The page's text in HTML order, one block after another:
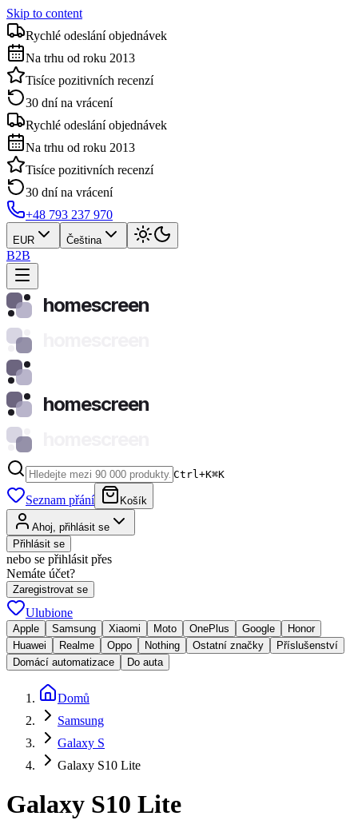
Skip to content
Rychlé odeslání objednávek
Na trhu od roku 2013
Tisíce pozitivních recenzí
30 dní na vrácení
Rychlé odeslání objednávek
Na trhu od roku 2013
Tisíce pozitivních recenzí
30 dní na vrácení
+48 793 237 970
EUR Čeština
B2B
homescreen
homescreen
Ctrl+K⌘K
Seznam přání Košík
Ahoj, přihlásit se
Přihlásit se
nebo se přihlásit přes
Nemáte účet?
Zaregistrovat se
Ulubione
Apple Samsung Xiaomi Moto OnePlus Google
Honor
Huawei
Realme Oppo Nothing Ostatní značky
Příslušenství
Domácí automatizace
Do auta
Domů
Samsung
Galaxy S
Galaxy S10 Lite
Galaxy S10 Lite